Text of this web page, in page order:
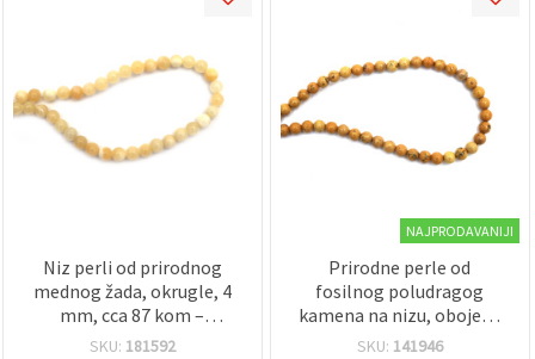
Niz perli od prirodnog
mednog žada, okrugle, 4
mm, cca 87 kom –
poludrago kamenje za
SKU: 181592
NAJPRODAVANIJI
Prirodne perle od
fosilnog poludragog
kamena na nizu, obojene
u žuto – 4 mm okrugle
SKU: 141946